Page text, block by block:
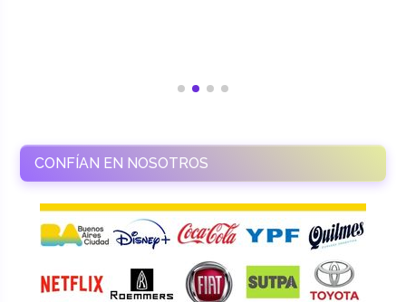
RAMASSO PRODUCTORA